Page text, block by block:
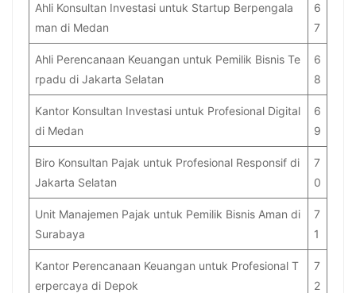
Ahli Konsultan Investasi untuk Startup Berpengala
man di Medan
6
7
Ahli Perencanaan Keuangan untuk Pemilik Bisnis Te
rpadu di Jakarta Selatan
6
8
Kantor Konsultan Investasi untuk Profesional Digital
di Medan
6
9
Biro Konsultan Pajak untuk Profesional Responsif di
Jakarta Selatan
7
0
Unit Manajemen Pajak untuk Pemilik Bisnis Aman di
Surabaya
7
1
Kantor Perencanaan Keuangan untuk Profesional T
erpercaya di Depok
7
2